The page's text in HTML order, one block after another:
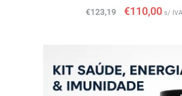
€123,19 €110,00 s/ IVA